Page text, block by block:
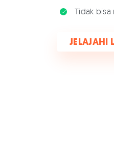
Tidak
JELAJAHI